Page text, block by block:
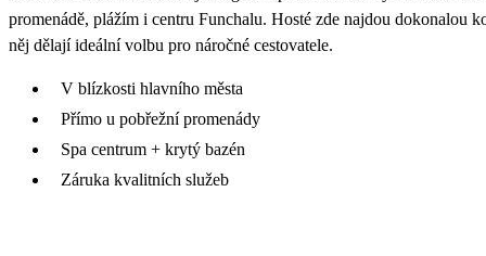
promenádě, plážím i centru Funchalu. Hosté zde najdou
něj dělají ideální volbu pro náročné cestovatele.
V blízkosti hlavního města
Přímo u pobřežní promenády
Spa centrum + krytý bazén
Záruka kvalitních služeb